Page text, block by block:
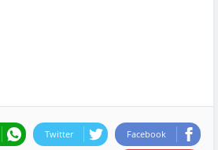
Facebook
Twitter